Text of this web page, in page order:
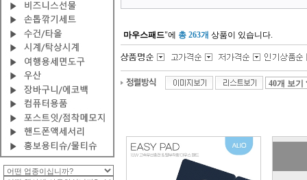
마우스패드"에 총 263개 상품이 있습니다.